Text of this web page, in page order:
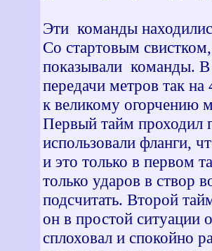
Эти команды
Со стартовым
показывали команды.
передачи метров так
к великому огорчению
Первый тайм проходил
использовали фланги,
и это только в первом
только ударов в створ
подсчитать. Второй
он в простой
сплоховал и спокойно